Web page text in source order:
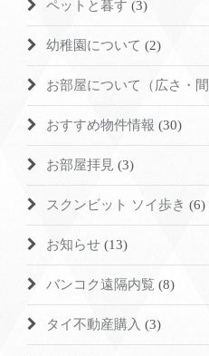
ペットと暮す (3)
幼稚園について (2)
お部屋について（広さ・
おすすめ物件情報 (30)
お部屋拝見 (3)
スクンビット ソイ歩き (6)
お知らせ (13)
バンコク遠隔内覧 (8)
タイ不動産購入 (3)